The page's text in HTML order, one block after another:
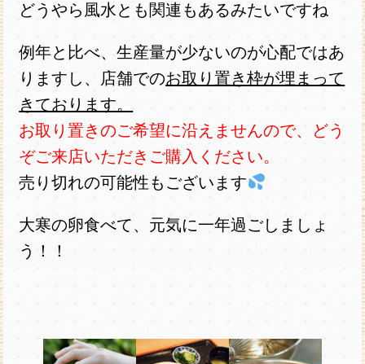
どうやら風水とも関連もあるみたいですね
例年と比べ、生産量が少ないのが心配ではあ
りますし、店舗でのお取り置き枠が埋まって
きております。
お取り置きのご希望に沿えませんので、どう
ぞご来店いただきご購入ください。
売り切れの可能性もございます
大寒の卵食べて、元気に一年過ごしましょ
う！！